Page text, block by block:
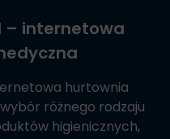
– internetowa
hurtownia
różnego rodzaju
higienicznych,